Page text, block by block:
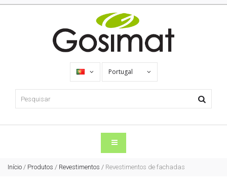
Portugal
Início / Produtos / Revestimentos / Revestimentos de fachadas